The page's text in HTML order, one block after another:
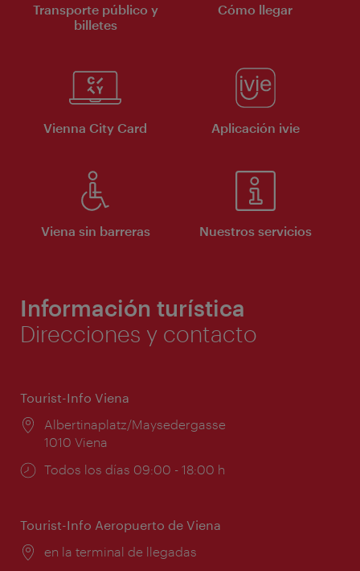
Transporte público y
billetes
Cómo llegar
Vienna City Card Aplicación ivie
Viena sin barreras Nuestros servicios
Información turística
Direcciones y contacto
Tourist-Info Viena
Lugar:
Albertinaplatz/Maysedergasse
1010 Viena
Horarios
Todos los días 09:00 - 18:00 h
Tourist-Info Aeropuerto de Viena
Lugar:
en la terminal de llegadas